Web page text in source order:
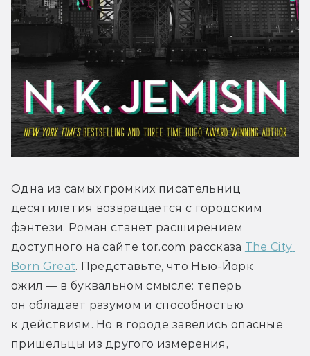
Одна из самых громких писательниц
десятилетия возвращается с городским
фэнтези. Роман станет расширением
доступного на сайте tor.com рассказа The City
Born Great. Представьте, что Нью-Йорк
ожил — в буквальном смысле: теперь
он обладает разумом и способностью
к действиям. Но в городе завелись опасные
пришельцы из другого измерения,